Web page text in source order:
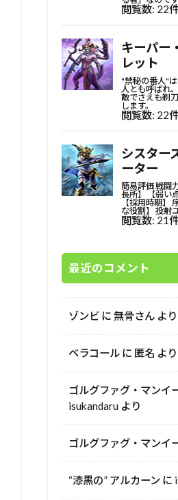
最近のコメント
ゾンビ に 無骨さん より
ベラコール に 匿名 より
ゴルグファグ・マンイ
isukandaru より
ゴルグファグ・マンイ
“漆黒の” アルカーン に